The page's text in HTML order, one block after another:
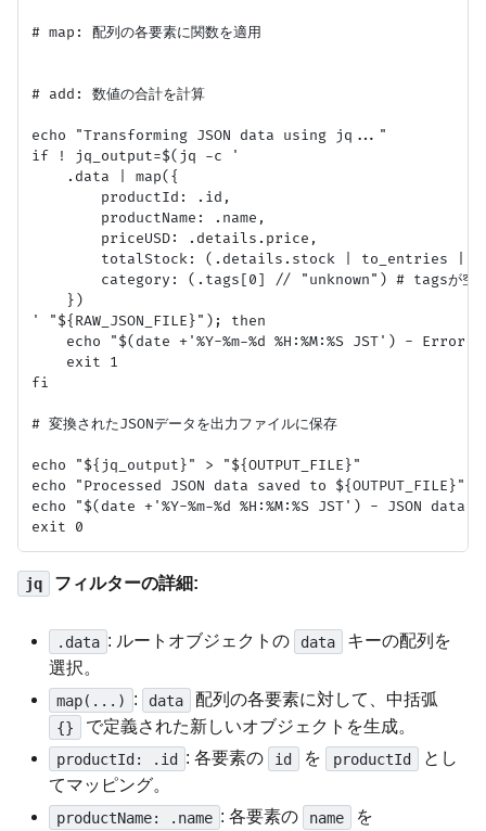
# map: 配列の各要素に関数を適用
# add: 数値の合計を計算
echo "Transforming JSON data using jq..."
if ! jq_output=$(jq -c '
    .data | map({
        productId: .id,
        productName: .name,
        priceUSD: .details.price,
totalStock: (.details.stock | to_entries |
category: (.tags[0] // "unknown") # tagsが空の
    })
' "${RAW_JSON_FILE}"); then
echo "$(date +'%Y-%m-%d %H:%M:%S JST') - Error:
    exit 1
fi
# 変換されたJSONデータを出力ファイルに保存
echo "${jq_output}" > "${OUTPUT_FILE}"
echo "Processed JSON data saved to ${OUTPUT_FILE}"
echo "$(date +'%Y-%m-%d %H:%M:%S JST') - JSON
jq フィルターの詳細:
.data : ルートオブジェクトの data
キーの配列を
選択。
map(...) : data 配列の各要素に対して、中括弧
{} で定義された新しいオブジェクトを生成。
productId: .id : 各要素の id を productId
とし
てマッピング。
productName: .name : 各要素の name を